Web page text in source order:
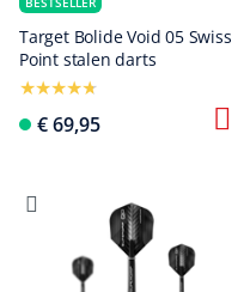
Target Bolide Void 05 Swiss
Point stalen darts
€ 69,95